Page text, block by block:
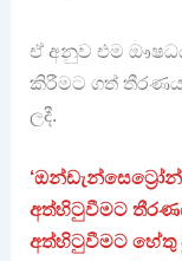
ඒ අනුව එම
කිරීමට ගත් තීරණය
ලදී.
අත්හිටුවීමට
අත්හිටුවීමට හේතු